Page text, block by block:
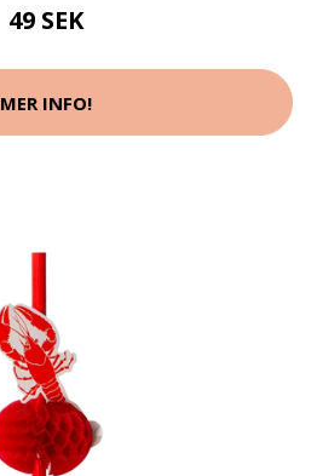
49 SEK
MER INFO!